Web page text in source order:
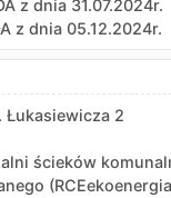
z dnia 31.07.2024r.
z dnia 05.12.2024r.
Łukasiewicza 2
ścieków